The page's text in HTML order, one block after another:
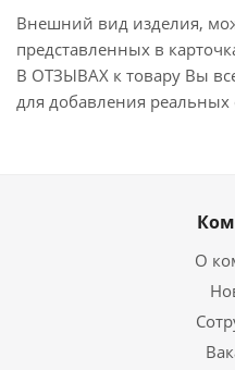
Внешний вид изделия,
представленных в
В ОТЗЫВАХ к товару Вы
для добавления реальных
О